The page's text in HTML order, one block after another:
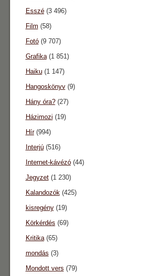
Esszé(3 496)
Film (58)
Fotó(9 707)
Grafika(1 851)
Haiku(1 147)
Hangoskönyv(9)
Hány óra?(27)
Házimozi (19)
Hír(994)
Interjú(516)
Internet-kávézó(44)
Jegyzet(1 230)
Kalandozók(425)
kisregény(19)
Körkérdés (69)
Kritika(65)
mondás (3)
Mondott vers (79)